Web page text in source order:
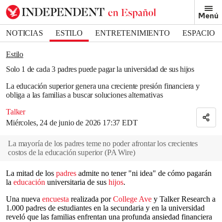
Menú
NOTICIAS ESTILO ENTRETENIMIENTO
ESPACIO
DEPORTES
Estilo
Solo 1 de cada 3 padres puede pagar la universidad de sus hijos
La educación superior genera una creciente presión financiera y
obliga a las familias a buscar soluciones alternativas
Talker
Miércoles, 24 de junio de 2026 17:37 EDT
Bookmark popover
Removed from bookmarks
Close popover
La mayoría de los padres teme no poder afrontar los crecientes
costos de la educación superior (PA Wire)
La mitad de los padres admite no tener "ni idea" de cómo pagarán
la educación universitaria de sus hijos.
Una nueva encuesta realizada porCollege Ave y Talker Research a
1.000 padres de estudiantes en la secundaria y en la universidad
reveló que las familias enfrentan una profunda ansiedad financiera